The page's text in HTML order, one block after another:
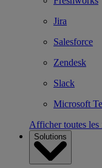
Jira
Salesforce
Zendesk
Slack
Microsoft
Afficher toutes les
Solutions